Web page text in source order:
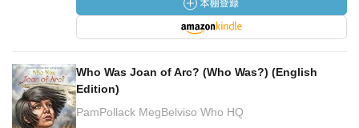
Who Was Joan of Arc? (Who Was?) (English
Edition)
PamPollack MegBelviso Who HQ